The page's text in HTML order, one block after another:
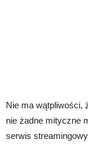
Nie ma wątpliwości,
nie żadne mityczne
serwis